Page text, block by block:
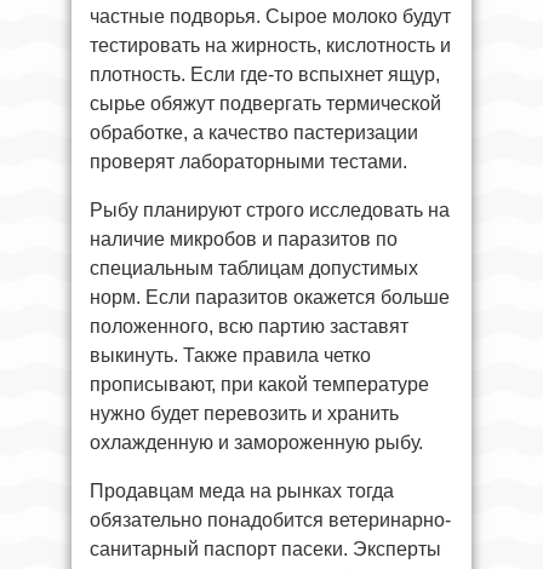
частные подворья. Сырое молоко будут
тестировать на жирность, кислотность и
плотность. Если где-то вспыхнет ящур,
сырье обяжут подвергать термической
обработке, а качество пастеризации
проверят лабораторными тестами.
Рыбу планируют строго исследовать на
наличие микробов и паразитов по
специальным таблицам допустимых
норм. Если паразитов окажется больше
положенного, всю партию заставят
выкинуть. Также правила четко
прописывают, при какой температуре
нужно будет перевозить и хранить
охлажденную и замороженную рыбу.
Продавцам меда на рынках тогда
обязательно понадобится ветеринарно-
санитарный паспорт пасеки. Эксперты